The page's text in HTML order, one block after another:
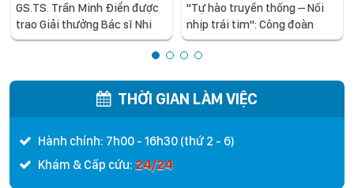
GS.TS. Trần Minh Điển được
trao Giải thưởng Bác sĩ Nhi
khoa Châu Á xuất sắc năm
"Tự hào truyền thống – Nối
nhịp trái tim": Công đoàn
Bệnh viện Nhi Trung ương kỷ
niệm 97 năm Ngày thành lập
THỜI GIAN LÀM VIỆC
Hành chính: 7h00 - 16h30 (thứ 2 - 6)
Khám & Cấp cứu: 24/24